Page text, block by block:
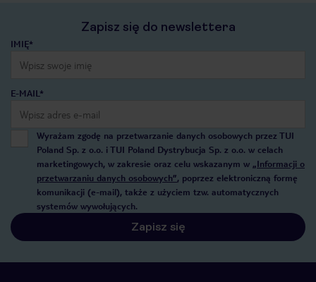
Zapisz się do newslettera
IMIĘ*
E-MAIL*
Wyrażam zgodę na przetwarzanie danych osobowych przez TUI
Poland Sp. z o.o. i TUI Poland Dystrybucja Sp. z o.o. w celach
marketingowych, w zakresie oraz celu wskazanym w „Informacji o
przetwarzaniu danych osobowych”, poprzez elektroniczną formę
komunikacji (e-mail), także z użyciem tzw. automatycznych
systemów wywołujących.
Zapisz się